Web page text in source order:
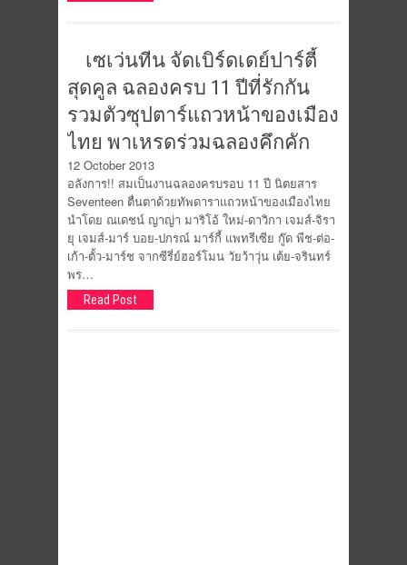
เซเว่นทีน จัดเบิร์ดเดย์ปาร์ตี้
สุดคูล ฉลองครบ 11 ปีที่รักกัน
รวมตัวซุปตาร์แถวหน้าของเมือง
ไทย พาเหรดร่วมฉลองคึกคัก
12 October 2013
อลังการ!! สมเป็นงานฉลองครบรอบ 11 ปี นิตยสาร
Seventeen ตื่นตาด้วยทัพดาราแถวหน้าของเมืองไทย
นำโดย ณเดชน์ ญาญ่า มาริโอ้ ใหม่-ดาวิกา เจมส์-จิรา
ยุ เจมส์-มาร์ บอย-ปกรณ์ มาร์กี้ แพทรีเซีย กู๊ด พีช-ต่อ-
เก้า-ตั้ว-มาร์ช จากซีรี่ย์ฮอร์โมน วัยว้าวุ่น เต้ย-จรินทร์
พร…
Read Post